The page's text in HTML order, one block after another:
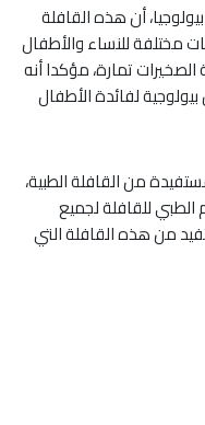
أن هذه القافلة
للنساء والأطفال
تمارة، مؤكدا أنه
لفائدة الأطفال
من القافلة الطبية،
للقافلة لجميع
من هذه القافلة التي